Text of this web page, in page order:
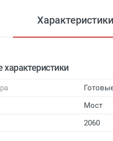
Характеристики
характеристики
Мост
2060